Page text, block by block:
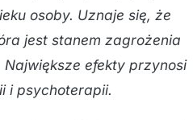
osoby. Uznaje się, że
jest stanem zagrożenia
efekty przynosi
i psychoterapii.